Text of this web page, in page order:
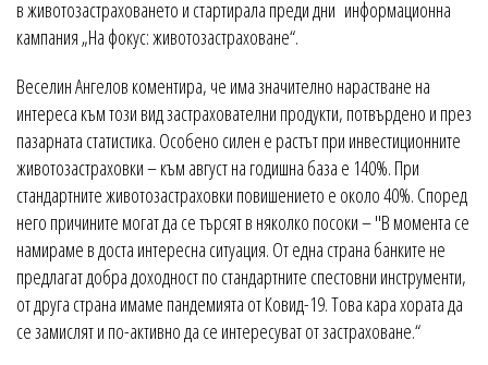
в животозастраховането и стартирала преди дни информационна
кампания „На фокус: животозастраховане“.
Веселин Ангелов коментира, че има значително нарастване на
интереса към този вид застрахователни продукти, потвърдено и през
пазарната статистика. Особено силен е растът при инвестиционните
животозастраховки – към август на годишна база е 140%. При
стандартните животозастраховки повишението е около 40%. Според
него причините могат да се търсят в няколко посоки – "В момента се
намираме в доста интересна ситуация. От една страна банките не
предлагат добра доходност по стандартните спестовни инструменти,
от друга страна имаме пандемията от Ковид-19. Това кара хората да
се замислят и по-активно да се интересуват от застраховане.“